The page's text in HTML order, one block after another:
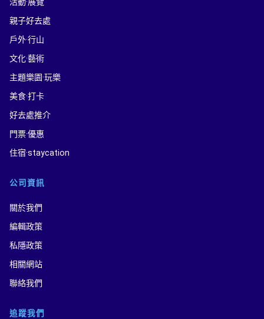
活動·展覽
親子好去處
戶外·行山
文化·藝術
主題樂園·玩樂
美食·打卡
好去處推介
門票·優惠
住宿·staycation
公司資訊
關於我們
編輯政策
私隱政策
相關網站
聯絡我們
追蹤我們